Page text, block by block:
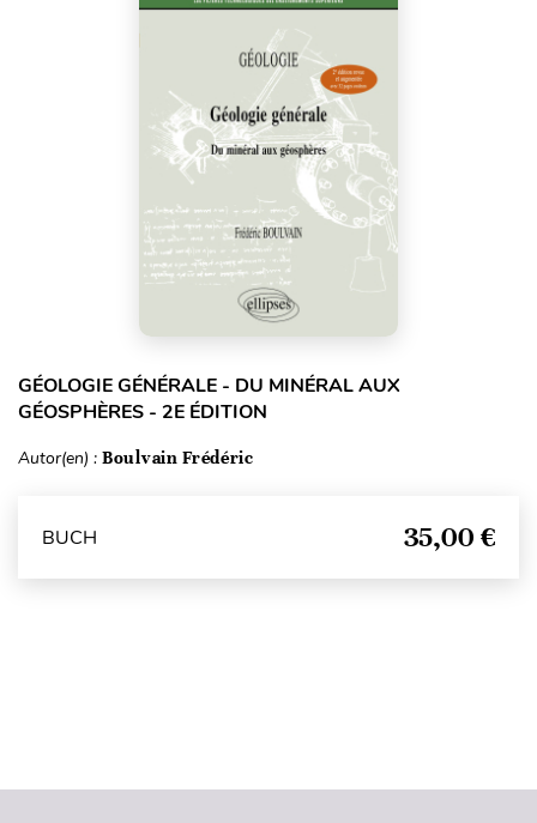
GÉOLOGIE GÉNÉRALE - DU MINÉRAL AUX
GÉOSPHÈRES - 2E ÉDITION
Autor(en) : Boulvain Frédéric
BUCH 35,00 €